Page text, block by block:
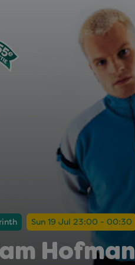
Sun 19 Jul 23:00 - 00:30
Hofman